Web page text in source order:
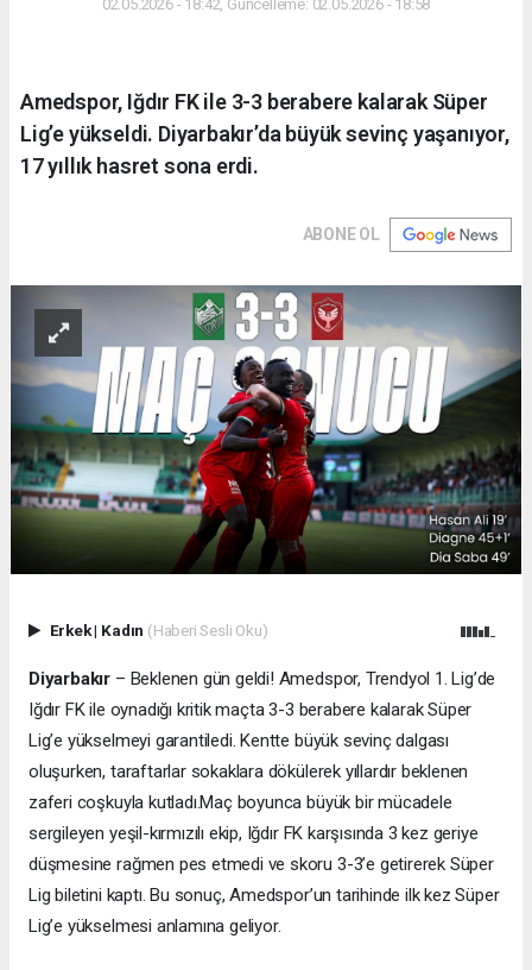
02.05.2026 - 18:42, Güncelleme: 02.05.2026 - 18:58
Amedspor, Iğdır FK ile 3-3 berabere kalarak Süper
Lig’e yükseldi. Diyarbakır’da büyük sevinç yaşanıyor,
17 yıllık hasret sona erdi.
ABONE OL
Erkek| Kadın (Haberi Sesli Oku)
Diyarbakır – Beklenen gün geldi! Amedspor, Trendyol 1. Lig’de
Iğdır FK ile oynadığı kritik maçta 3-3 berabere kalarak Süper
Lig’e yükselmeyi garantiledi. Kentte büyük sevinç dalgası
oluşurken, taraftarlar sokaklara dökülerek yıllardır beklenen
zaferi coşkuyla kutladı.Maç boyunca büyük bir mücadele
sergileyen yeşil-kırmızılı ekip, Iğdır FK karşısında 3 kez geriye
düşmesine rağmen pes etmedi ve skoru 3-3’e getirerek Süper
Lig biletini kaptı. Bu sonuç, Amedspor’un tarihinde ilk kez Süper
Lig’e yükselmesi anlamına geliyor.